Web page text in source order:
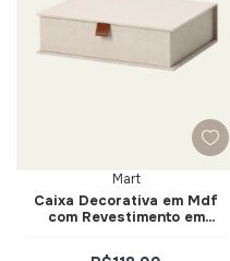
Mart
Caixa Decorativa em Mdf
com Revestimento em